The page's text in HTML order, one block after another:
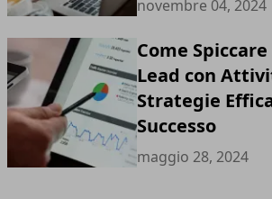
novembre 04, 2024
Come
Lead con
Strategie
Successo
maggio 28, 2024